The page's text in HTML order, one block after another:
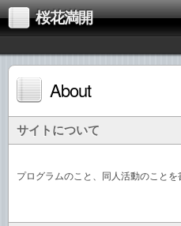
桜花満開
About
サイトについて
プログラムのこと、同人活動のことを